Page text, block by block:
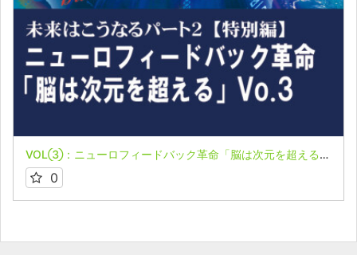
VOL③：ニューロフィードバック革命「脳は次元を超える」＆ブレインスパ・セッション 鈴木るみ氏
0